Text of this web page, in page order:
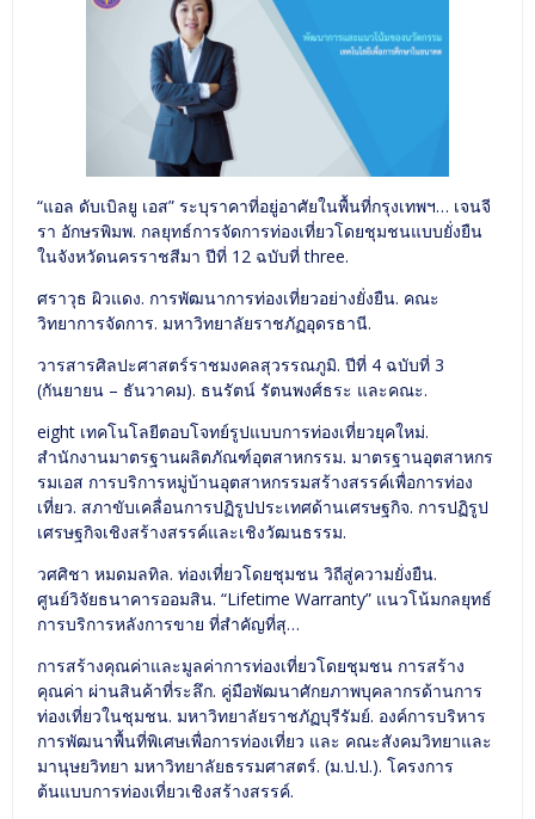
“แอล ดับเบิลยู เอส” ระบุราคาที่อยู่อาศัยในพื้นที่กรุงเทพฯ… เจนจี
รา อักษรพิมพ. กลยุทธ์การจัดการท่องเที่ยวโดยชุมชนแบบยั่งยืน
ในจังหวัดนครราชสีมา ปีที่ 12 ฉบับที่ three.
ศราวุธ ผิวแดง. การพัฒนาการท่องเที่ยวอย่างยั่งยืน. คณะ
วิทยาการจัดการ. มหาวิทยาลัยราชภัฏอุดรธานี.
วารสารศิลปะศาสตร์ราชมงคลสุวรรณภูมิ. ปีที่ 4 ฉบับที่ 3
(กันยายน – ธันวาคม). ธนรัตน์ รัตนพงศ์ธระ และคณะ.
eight เทคโนโลยีตอบโจทย์รูปแบบการท่องเที่ยวยุคใหม่.
สำนักงานมาตรฐานผลิตภัณฑ์อุตสาหกรรม. มาตรฐานอุตสาหกร
รมเอส การบริการหมู่บ้านอุตสาหกรรมสร้างสรรค์เพื่อการท่อง
เที่ยว. สภาขับเคลื่อนการปฏิรูปประเทศด้านเศรษฐกิจ. การปฏิรูป
เศรษฐกิจเชิงสร้างสรรค์และเชิงวัฒนธรรม.
วศศิชา หมดมลทิล. ท่องเที่ยวโดยชุมชน วิถีสู่ความยั่งยืน.
ศูนย์วิจัยธนาคารออมสิน. “Lifetime Warranty” แนวโน้มกลยุทธ์
การบริการหลังการขาย ที่สำคัญที่สุ…
การสร้างคุณค่าและมูลค่าการท่องเที่ยวโดยชุมชน การสร้าง
คุณค่า ผ่านสินค้าที่ระลึก. คู่มือพัฒนาศักยภาพบุคลากรด้านการ
ท่องเที่ยวในชุมชน. มหาวิทยาลัยราชภัฏบุรีรัมย์. องค์การบริหาร
การพัฒนาพื้นที่พิเศษเพื่อการท่องเที่ยว และ คณะสังคมวิทยาและ
มานุษยวิทยา มหาวิทยาลัยธรรมศาสตร์. (ม.ป.ป.). โครงการ
ต้นแบบการท่องเที่ยวเชิงสร้างสรรค์.